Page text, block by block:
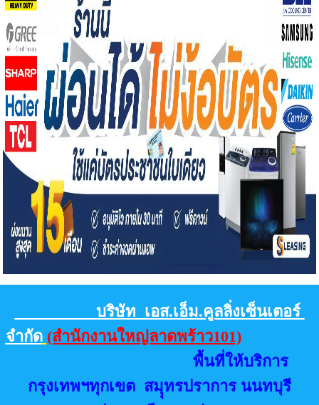
บริษัท เอส.เอ็ม.คูลลิ่งเซ็นเตอร์
จำกัด (สำนักงานใหญ่ลาดพร้าว101)
พื้นที่ให้บริการ
กรุงเทพฯทุกเขต สมุุทรปราการ นนทบุรี